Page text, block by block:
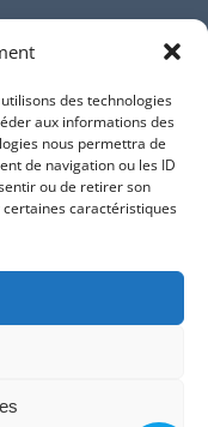
des technologies
aux informations des
nous permettra de
de navigation ou les ID
ou de retirer son
caractéristiques